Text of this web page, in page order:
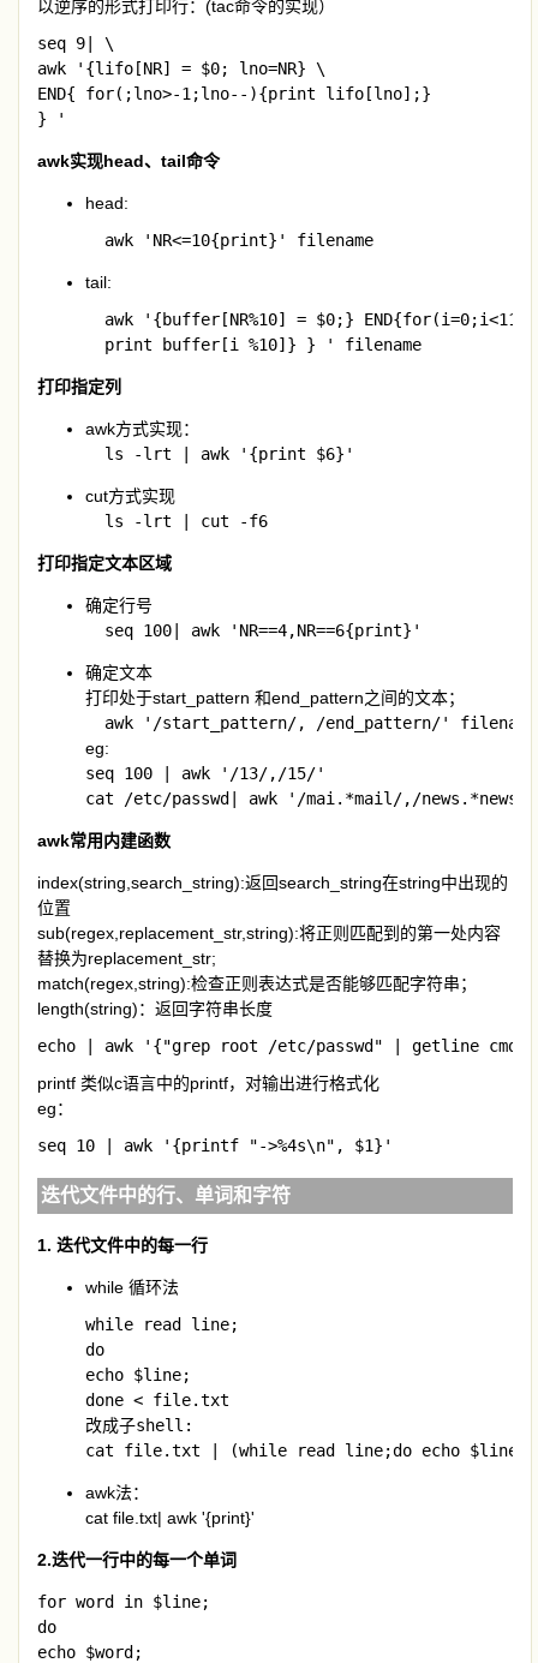
以逆序的形式打印行：(tac命令的实现）
seq 9| \
awk '{lifo[NR] = $0; lno=NR} \
END{ for(;lno>-1;lno--){print lifo[lno];}
} '
awk实现head、tail命令
head:
  awk 'NR<=10{print}' filename
tail:
awk '{buffer[NR%10] = $0;}
  print buffer[i %10]} } ' filename
打印指定列
awk方式实现：
  ls -lrt | awk '{print $6}'
cut方式实现
  ls -lrt | cut -f6
打印指定文本区域
确定行号
  seq 100| awk 'NR==4,NR==6{print}'
确定文本
打印处于start_pattern 和end_pattern之间的文本；
  awk '/start_pattern/, /end_pattern/' filename
eg:
seq 100 | awk '/13/,/15/'
cat /etc/passwd| awk '/mai.*mail/,/news.*news/'
awk常用内建函数
index(string,search_string):返回search_string在string中出现的
位置
sub(regex,replacement_str,string):将正则匹配到的第一处内容
替换为replacement_str;
match(regex,string):检查正则表达式是否能够匹配字符串；
length(string)：返回字符串长度
echo | awk '{"grep root /etc/passwd" | getline
printf 类似c语言中的printf，对输出进行格式化
eg：
seq 10 | awk '{printf "->%4s\n", $1}'
迭代文件中的行、单词和字符
1. 迭代文件中的每一行
while 循环法
while read line;
do
echo $line;
done < file.txt
改成子shell:
cat file.txt | (while read line;do echo
awk法：
cat file.txt| awk '{print}'
2.迭代一行中的每一个单词
for word in $line;
do
echo $word;